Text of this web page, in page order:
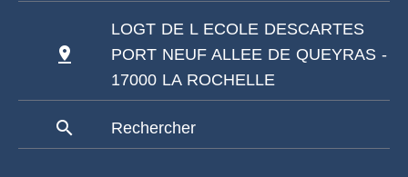
pin_drop
LOGT DE L ECOLE DESCARTES
PORT NEUF ALLEE DE QUEYRAS -
17000 LA ROCHELLE
search Rechercher